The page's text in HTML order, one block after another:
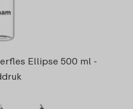
Ellipse 500 ml -